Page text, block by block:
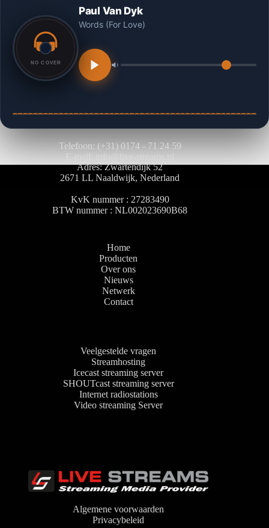
Paul Van Dyk
Words (For Love)
Telefoon: (+31) 0174 - 71 24 59
Adres: Zwartendijk 52
2671 LL Naaldwijk, Nederland
KvK nummer : 27283490
BTW nummer : NL002023690B68
Home
Producten
Over ons
Nieuws
Netwerk
Contact
Veelgestelde vragen
Streamhosting
Icecast streaming server
SHOUTcast streaming server
Internet radiostations
Video streaming Server
Algemene voorwaarden
Privacybeleid